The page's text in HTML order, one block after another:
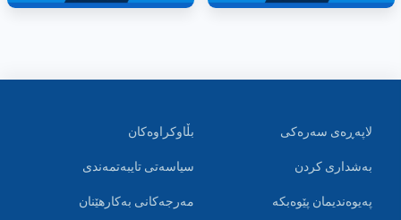
لاپەڕەی سەرەکی
بەشداری کردن
پەیوەندیمان پێوەبکە
بڵاوکراوەکان
سیاسەتی تایبەتمەندی
مەرجەکانی بەکارهێنان